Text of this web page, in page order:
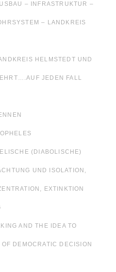
– INFRASTRUKTUR –
– LANDKREIS
HELMSTEDT UND
JEDEN FALL
(DIABOLISCHE)
UND ISOLATION,
EXTINKTION
AND THE IDEA TO
DEMOCRATIC DECISION